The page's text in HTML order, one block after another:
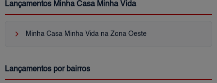
Lançamentos Minha Casa Minha Vida
keyboard_arrow_right Minha Casa Minha Vida na Zona Oeste
Lançamentos por bairros